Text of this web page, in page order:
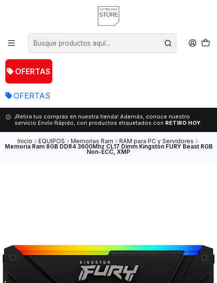
OFERTAS
OFERTAS
¡Retira tus compras en nuestra tienda! Además, conoce nuestro
servicio Envío Rápido, con productos etiquetados con RETIRO HOY
Inicio EQUIPOS Memorias Ram RAM para PC y Servidores
Memoria Ram 8GB DDR4 3600Mhz CL17 Dimm Kingston FURY Beast RGB
Non-ECC, XMP